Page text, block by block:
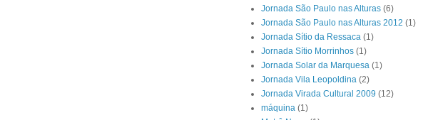
Jornada São Paulo nas Alturas (6)
Jornada São Paulo nas Alturas 2012 (1)
Jornada Sítio da Ressaca (1)
Jornada Sítio Morrinhos (1)
Jornada Solar da Marquesa (1)
Jornada Vila Leopoldina (2)
Jornada Virada Cultural 2009 (12)
máquina (1)